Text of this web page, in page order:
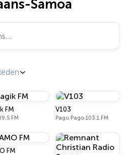
Samoa
FM
FM
V103
Pago Pago 103.1 FM
FM